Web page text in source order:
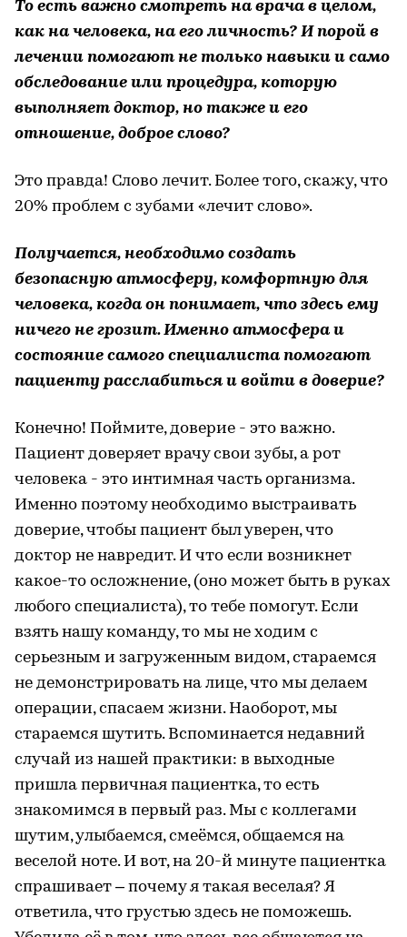
То есть важно смотреть на врача в целом,
как на человека, на его личность? И порой в
лечении помогают не только навыки и само
обследование или процедура, которую
выполняет доктор, но также и его
отношение, доброе слово?
Это правда! Слово лечит. Более того, скажу, что
20% проблем с зубами «лечит слово».
Получается, необходимо создать
безопасную атмосферу, комфортную для
человека, когда он понимает, что здесь ему
ничего не грозит. Именно атмосфера и
состояние самого специалиста помогают
пациенту расслабиться и войти в доверие?
Конечно! Поймите, доверие - это важно.
Пациент доверяет врачу свои зубы, а рот
человека - это интимная часть организма.
Именно поэтому необходимо выстраивать
доверие, чтобы пациент был уверен, что
доктор не навредит. И что если возникнет
какое-то осложнение, (оно может быть в руках
любого специалиста), то тебе помогут. Если
взять нашу команду, то мы не ходим с
серьезным и загруженным видом, стараемся
не демонстрировать на лице, что мы делаем
операции, спасаем жизни. Наоборот, мы
стараемся шутить. Вспоминается недавний
случай из нашей практики: в выходные
пришла первичная пациентка, то есть
знакомимся в первый раз. Мы с коллегами
шутим, улыбаемся, смеёмся, общаемся на
веселой ноте. И вот, на 20-й минуте пациентка
спрашивает – почему я такая веселая? Я
ответила, что грустью здесь не поможешь.